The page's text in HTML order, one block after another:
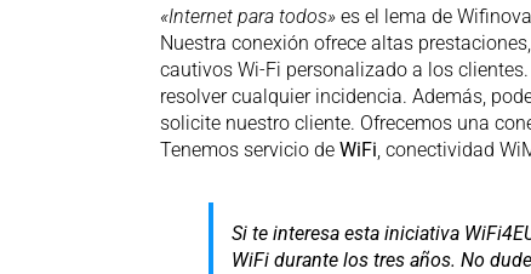
«Internet para todos» es el lema de
Nuestra conexión ofrece altas
cautivos Wi-Fi personalizado a los
resolver cualquier incidencia. Además,
solicite nuestro cliente. Ofrecemos una
Tenemos servicio de WiFi, conectividad
Si te interesa esta iniciativa
WiFi durante los tres años. No